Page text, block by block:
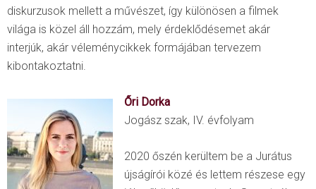
diskurzusok mellett a művészet, így különösen a filmek
világa is közel áll hozzám, mely érdeklődésemet akár
interjúk, akár véleménycikkek formájában tervezem
kibontakoztatni.
Őri Dorka
Jogász szak, IV. évfolyam
2020 őszén kerültem be a Jurátus
újságírói közé és lettem részese egy